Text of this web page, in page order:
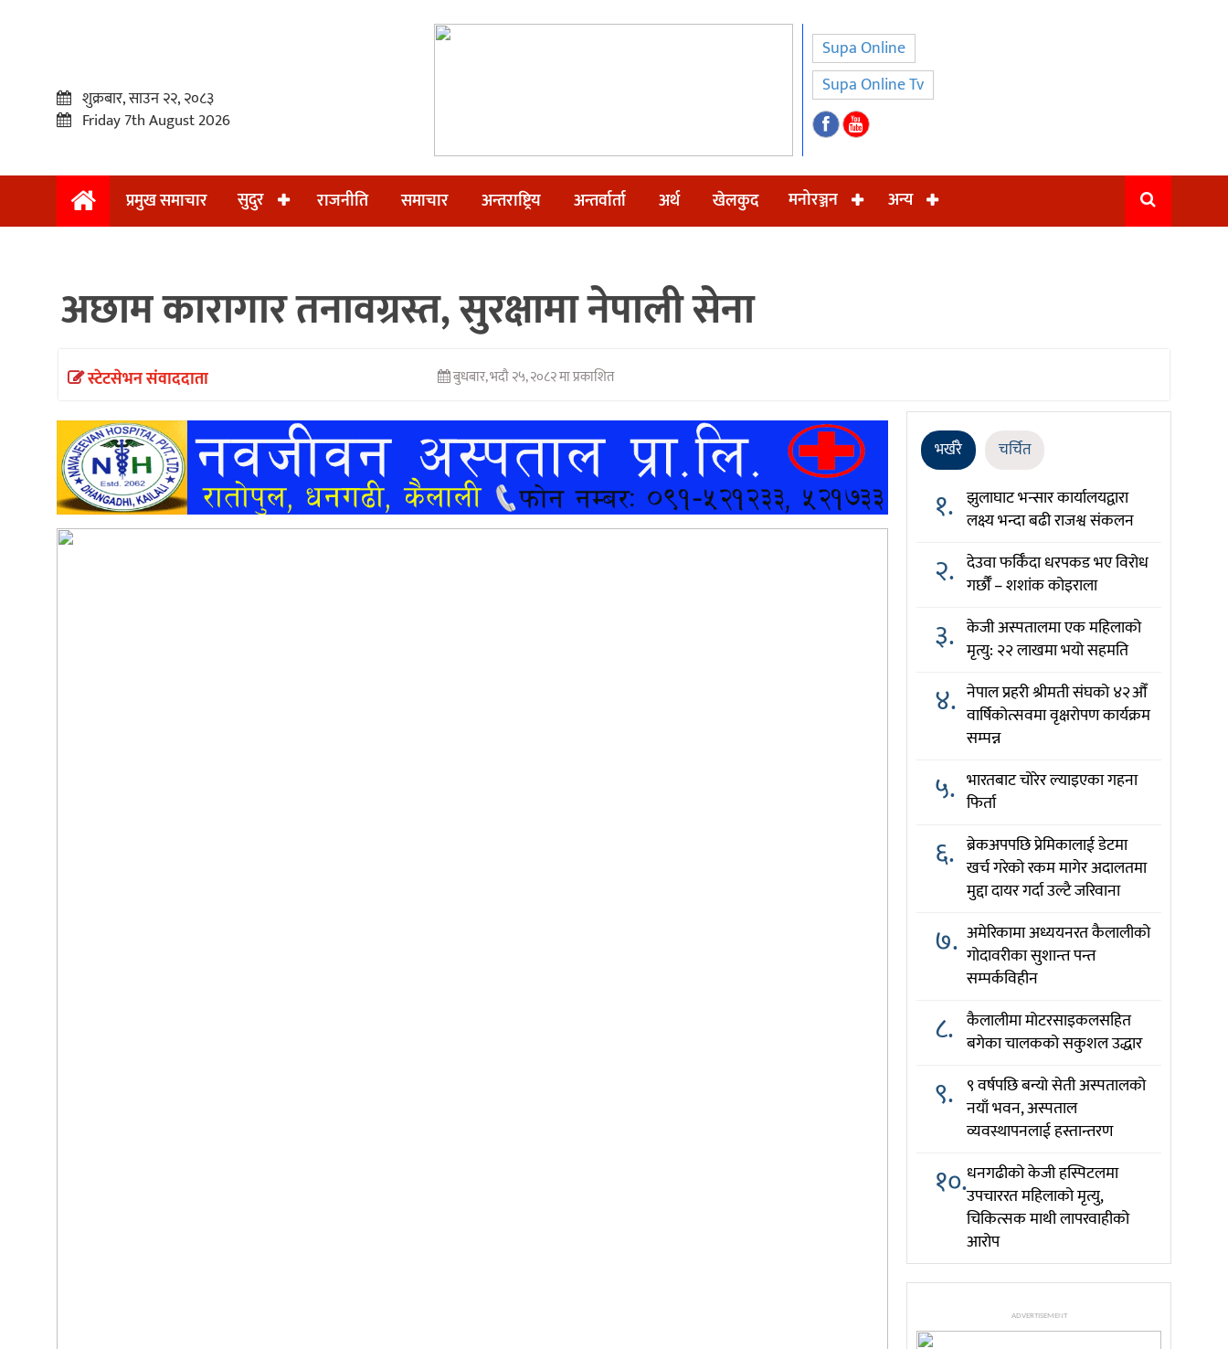
प्रमुख
समाचार
अन्तर्वार्ता
खेलकुद
शुक्रबार, साउन २२, २०८३
Friday 7th August 2026
Supa Online
Supa Online Tv
प्रमुख समाचार सुदुर राजनीति समाचार अन्तराष्ट्रिय अन्तर्वार्ता अर्थ खेलकुद मनोरञ्जन अन्य
अछाम कारागार तनावग्रस्त, सुरक्षामा नेपाली सेना
स्टेटसेभन संवाददाता बुधबार, भदौ २५, २०८२ मा प्रकाशित
भर्खरै चर्चित
१. झुलाघाट भन्सार कार्यालयद्वारा
लक्ष्य भन्दा बढी राजश्व संकलन
२. देउवा फर्किँदा धरपकड भए विरोध
गर्छौँं – शशांक कोइराला
३. केजी अस्पतालमा एक महिलाको
मृत्यु: २२ लाखमा भयो सहमति
४. नेपाल प्रहरी श्रीमती संघको ४२औँ
वार्षिकोत्सवमा वृक्षरोपण कार्यक्रम
सम्पन्न
५. भारतबाट चोरेर ल्याइएका गहना
फिर्ता
६. ब्रेकअपपछि प्रेमिकालाई डेटमा
खर्च गरेको रकम मागेर अदालतमा
मुद्दा दायर गर्दा उल्टै जरिवाना
७. अमेरिकामा अध्ययनरत कैलालीको
गोदावरीका सुशान्त पन्त
सम्पर्कविहीन
८. कैलालीमा मोटरसाइकलसहित
बगेका चालकको सकुशल उद्धार
९. ९ वर्षपछि बन्यो सेती अस्पतालको
नयाँ भवन, अस्पताल
व्यवस्थापनलाई हस्तान्तरण
१०.धनगढीको केजी हस्पिटलमा
उपचाररत महिलाको मृत्यु,
चिकित्सक माथी लापरवाहीको
आरोप
ADVERTISEMENT